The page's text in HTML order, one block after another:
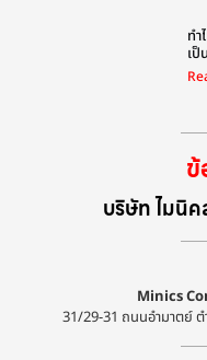
ท
เป็
บริษัท ไมนิ
Minics
31/29-31 ถนนอำมาตย์ ต